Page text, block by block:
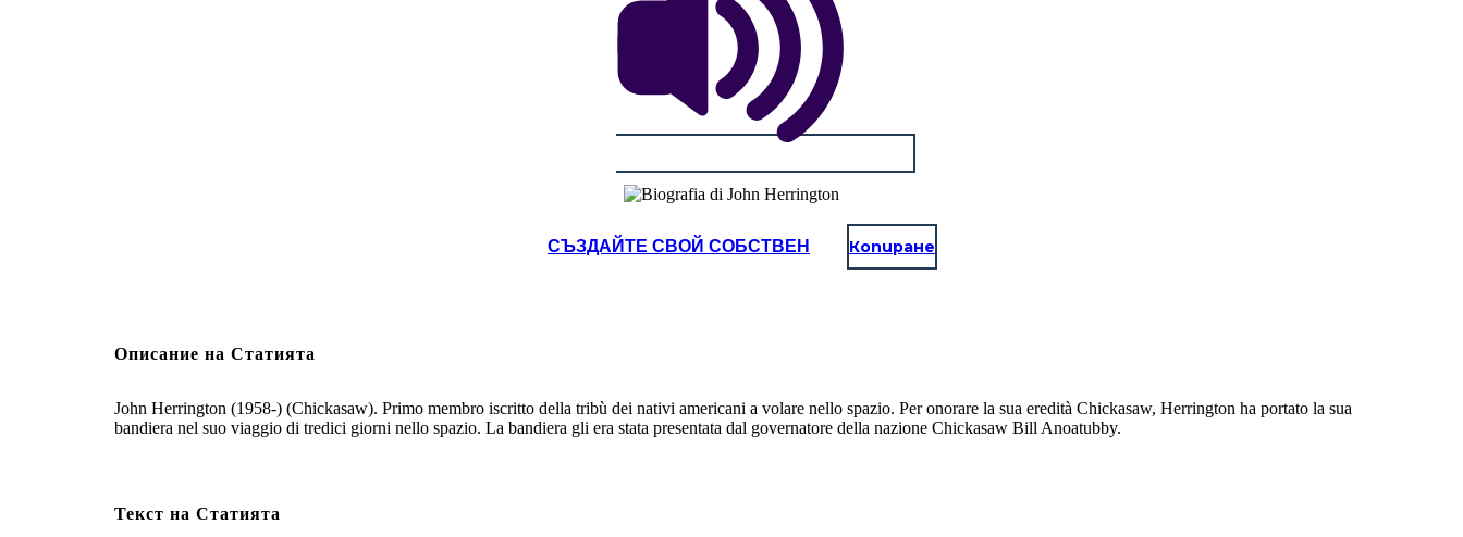
СЪЗДАЙТЕ СВОЙ СОБСТВЕН Копиране
Описание на Статията
John Herrington (1958-) (Chickasaw). Primo membro iscritto della tribù dei nativi americani a volare nello spazio. Per onorare la sua eredità Chickasaw, Herrington ha portato la sua
bandiera nel suo viaggio di tredici giorni nello spazio. La bandiera gli era stata presentata dal governatore della nazione Chickasaw Bill Anoatubby.
Текст на Статията